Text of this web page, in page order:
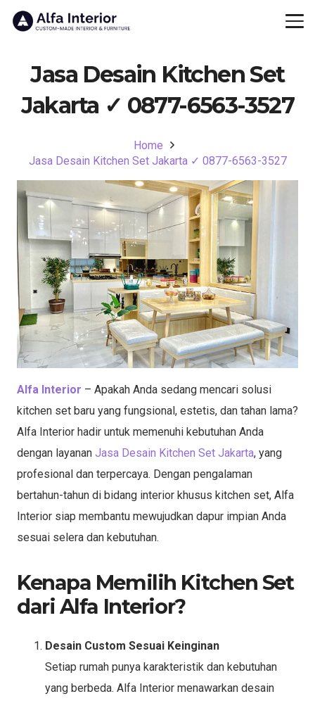
Jasa Desain Kitchen Set
Jakarta ✓ 0877-6563-3527
Home
Jasa Desain Kitchen Set Jakarta ✓ 0877-6563-3527
Alfa Interior – Apakah Anda sedang mencari solusi
kitchen set baru yang fungsional, estetis, dan tahan lama?
Alfa Interior hadir untuk memenuhi kebutuhan Anda
dengan layanan Jasa Desain Kitchen Set Jakarta, yang
profesional dan terpercaya. Dengan pengalaman
bertahun-tahun di bidang interior khusus kitchen set, Alfa
Interior siap membantu mewujudkan dapur impian Anda
sesuai selera dan kebutuhan.
Kenapa Memilih Kitchen Set
dari Alfa Interior?
Desain Custom Sesuai Keinginan
Setiap rumah punya karakteristik dan kebutuhan
yang berbeda. Alfa Interior menawarkan desain